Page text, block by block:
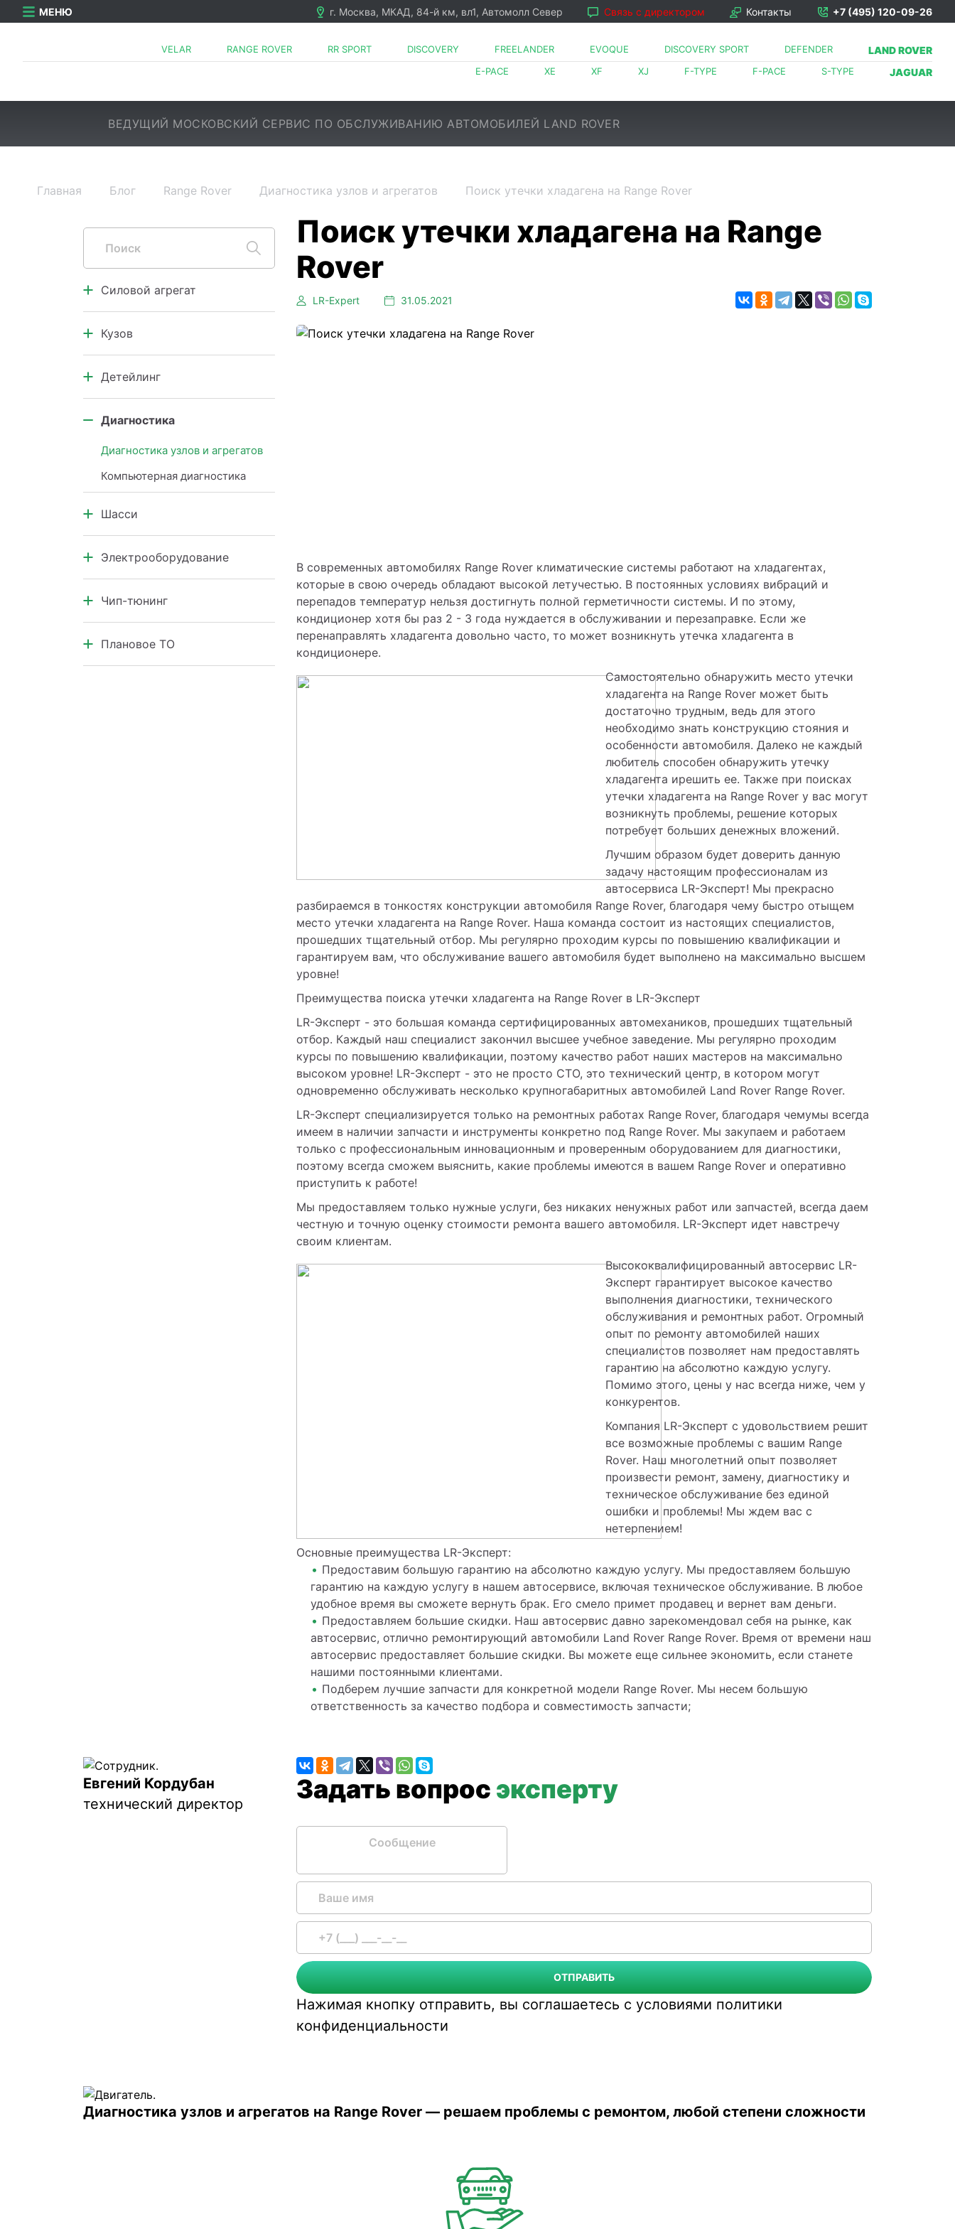
МЕНЮ +7 (495) 120-09-26
Контакты
Связь с директором
г. Москва, МКАД, 84-й км, вл1, Автомолл Север
LAND ROVER
DEFENDER
DISCOVERY SPORT
EVOQUE
FREELANDER
DISCOVERY
RR SPORT
RANGE ROVER
VELAR
JAGUAR
S-TYPE
F-PACE
F-TYPE
XJ
XF
XE
E-PACE
ВЕДУЩИЙ МОСКОВСКИЙ СЕРВИС ПО ОБСЛУЖИВАНИЮ АВТОМОБИЛЕЙ LAND ROVER
Главная Блог Range Rover Диагностика узлов и агрегатов Поиск утечки хладагена на Range Rover
LR⁠-⁠Expert 31.05.2021
В современных автомобилях Range Rover климатические системы работают на хладагентах,
которые в свою очередь обладают высокой летучестью. В постоянных условиях вибраций и
перепадов температур нельзя достигнуть полной герметичности системы. И по этому,
кондиционер хотя бы раз 2 - 3 года нуждается в обслуживании и перезаправке. Если же
перенаправлять хладагента довольно часто, то может возникнуть утечка хладагента в
кондиционере.
Самостоятельно обнаружить место утечки
хладагента на Range Rover может быть
достаточно трудным, ведь для этого
необходимо знать конструкцию стояния и
особенности автомобиля. Далеко не каждый
любитель способен обнаружить утечку
хладагента ирешить ее. Также при поисках
утечки хладагента на Range Rover у вас могут
возникнуть проблемы, решение которых
потребует больших денежных вложений.
Лучшим образом будет доверить данную
задачу настоящим профессионалам из
автосервиса LR-Эксперт! Мы прекрасно
разбираемся в тонкостях конструкции автомобиля Range Rover, благодаря чему быстро отыщем
место утечки хладагента на Range Rover. Наша команда состоит из настоящих специалистов,
прошедших тщательный отбор. Мы регулярно проходим курсы по повышению квалификации и
гарантируем вам, что обслуживание вашего автомобиля будет выполнено на максимально высшем
уровне!
Преимущества поиска утечки хладагента на Range Rover в LR-Эксперт
LR-Эксперт - это большая команда сертифицированных автомехаников, прошедших тщательный
отбор. Каждый наш специалист закончил высшее учебное заведение. Мы регулярно проходим
курсы по повышению квалификации, поэтому качество работ наших мастеров на максимально
высоком уровне! LR-Эксперт - это не просто СТО, это технический центр, в котором могут
одновременно обслуживать несколько крупногабаритных автомобилей Land Rover Range Rover.
LR-Эксперт специализируется только на ремонтных работах Range Rover, благодаря чемумы всегда
имеем в наличии запчасти и инструменты конкретно под Range Rover. Мы закупаем и работаем
только с профессиональным инновационным и проверенным оборудованием для диагностики,
поэтому всегда сможем выяснить, какие проблемы имеются в вашем Range Rover и оперативно
приступить к работе!
Мы предоставляем только нужные услуги, без никаких ненужных работ или запчастей, всегда даем
честную и точную оценку стоимости ремонта вашего автомобиля. LR-Эксперт идет навстречу
своим клиентам.
Высококвалифицированный автосервис LR-
Эксперт гарантирует высокое качество
выполнения диагностики, технического
обслуживания и ремонтных работ. Огромный
опыт по ремонту автомобилей наших
специалистов позволяет нам предоставлять
гарантию на абсолютно каждую услугу.
Помимо этого, цены у нас всегда ниже, чем у
конкурентов.
Компания LR-Эксперт с удовольствием решит
все возможные проблемы с вашим Range
Rover. Наш многолетний опыт позволяет
произвести ремонт, замену, диагностику и
техническое обслуживание без единой
ошибки и проблемы! Мы ждем вас с
нетерпением!
Основные преимущества LR-Эксперт:
Предоставим большую гарантию на абсолютно каждую услугу. Мы предоставляем большую
гарантию на каждую услугу в нашем автосервисе, включая техническое обслуживание. В любое
удобное время вы сможете вернуть брак. Его смело примет продавец и вернет вам деньги.
Предоставляем большие скидки. Наш автосервис давно зарекомендовал себя на рынке, как
автосервис, отлично ремонтирующий автомобили Land Rover Range Rover. Время от времени наш
автосервис предоставляет большие скидки. Вы можете еще сильнее экономить, если станете
нашими постоянными клиентами.
Подберем лучшие запчасти для конкретной модели Range Rover. Мы несем большую
ответственность за качество подбора и совместимость запчасти;
Силовой агрегат
Двигатель
Коробка передач
Кузов
Кузовной ремонт автомобилей
Кузовные элементы
Детейлинг
Салон автомобиля
Кузов и подкапотное
пространство
Диагностика
Диагностика узлов и агрегатов
Компьютерная диагностика
Шасси
Ремонт шасси
Электрооборудование
Электрооборудование
Чип-тюнинг
Чип-тюнинг
Плановое ТО
Техническое обслуживание
Евгений Кордубан
технический директор
Задать вопрос эксперту
Сообщение
ОТПРАВИТЬ
Нажимая кнопку отправить, вы соглашаетесь с условиями политики
конфиденциальности
Диагностика узлов и агрегатов на Range Rover — решаем проблемы с ремонтом, любой степени сложности